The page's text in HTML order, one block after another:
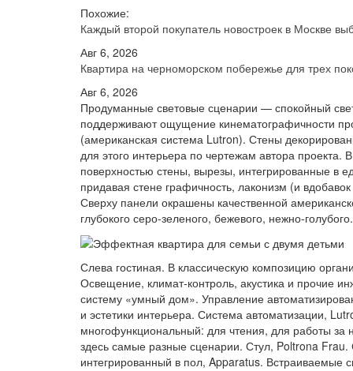
Похожие:
Каждый второй покупатель новостроек в Москве
Авг 6, 2026
Квартира на черноморском побережье для трех
Авг 6, 2026
Продуманные световые сценарии — спокойный
поддерживают ощущение кинематографичности
(американская система Lutron). Стены
для этого интерьера по чертежам автора проекта.
поверхностью стены, вырезы, интегрированные в
придавая стене графичность, лаконизм (и
Сверху панели окрашены качественной
глубокого серо-зеленого, бежевого, нежно-
Слева гостиная. В классическую композицию
Освещение, климат-контроль, акустика и прочие
систему «умный дом». Управление
и эстетики интерьера. Система автоматизации,
многофункциональный: для чтения, для работы
здесь самые разные сценарии. Стул, Poltrona Frau.
интегрированный в пол, Apparatus. Встраиваемые